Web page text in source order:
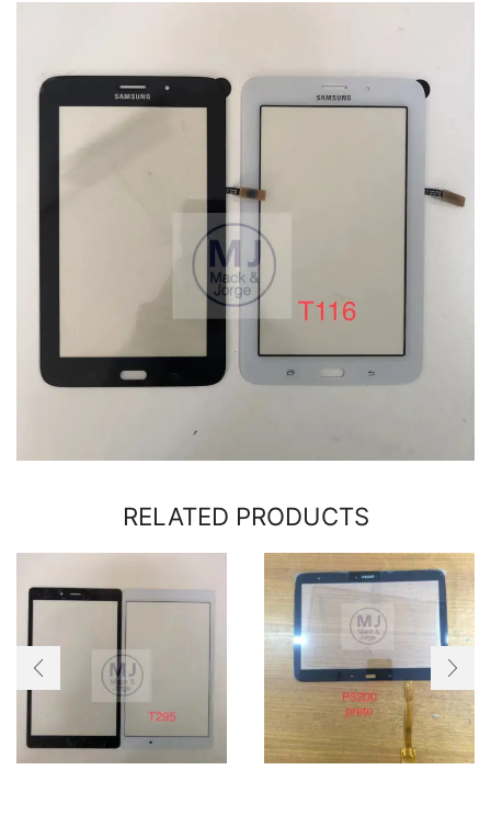
RELATED PRODUCTS